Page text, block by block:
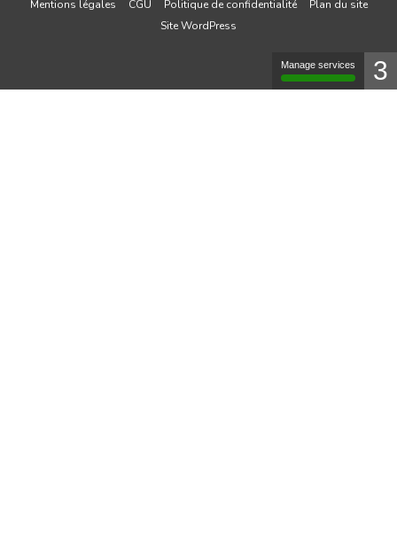
Mentions légales CGU Politique de confidentialité
Plan du site
Site WordPress
Manage services 3